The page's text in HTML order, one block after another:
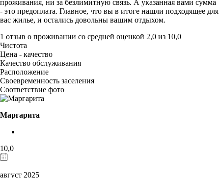
проживания, ни за безлимитную связь. А указанная вами сумма
- это предоплата. Главное, что вы в итоге нашли подходящее для
вас жилье, и остались довольны вашим отдыхом.
1 отзыв о проживании со средней оценкой 2,0 из 10,0
Чистота
Цена - качество
Качество обслуживания
Расположение
Своевременность заселения
Соответствие фото
Маргарита
10,0
август 2025